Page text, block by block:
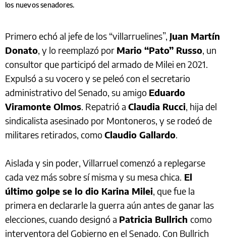
los nuevos senadores.
Primero echó al jefe de los “villarruelines”, Juan Martín
Donato, y lo reemplazó por Mario “Pato” Russo, un
consultor que participó del armado de Milei en 2021.
Expulsó a su vocero y se peleó con el secretario
administrativo del Senado, su amigo Eduardo
Viramonte Olmos. Repatrió a Claudia Rucci, hija del
sindicalista asesinado por Montoneros, y se rodeó de
militares retirados, comoClaudio Gallardo.
Aislada y sin poder, Villarruel comenzó a replegarse
cada vez más sobre sí misma y su mesa chica. El
último golpe se lo dio Karina Milei, que fue la
primera en declararle la guerra aún antes de ganar las
elecciones, cuando designó a Patricia Bullrich como
interventora del Gobierno en el Senado. Con Bullrich